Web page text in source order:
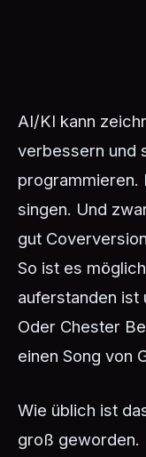
AI/KI kann
verbessern und
programmieren.
singen. Und
gut
So ist es
auferstanden ist
Oder Chester
einen Song von
Wie üblich ist
groß geworden.